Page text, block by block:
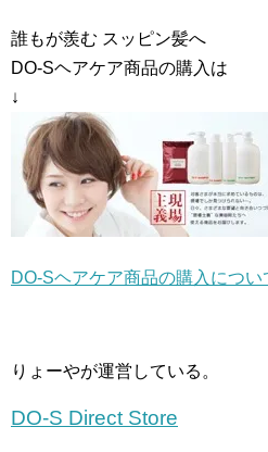
誰もが羨む スッピン髪へ
DO-Sヘアケア商品の購入は
↓
DO-Sヘアケア商品の購入につい
りょーやが運営している。
DO-S Direct Store